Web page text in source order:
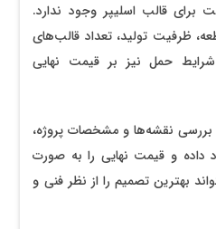
برای قالب اسلیپر وجود ندارد.
ظرفیت تولید، تعداد قالب‌های
شرایط حمل نیز بر قیمت نهایی
نقشه‌ها و مشخصات پروژه،
داده و قیمت نهایی را به صورت
بهترین تصمیم را از نظر فنی و